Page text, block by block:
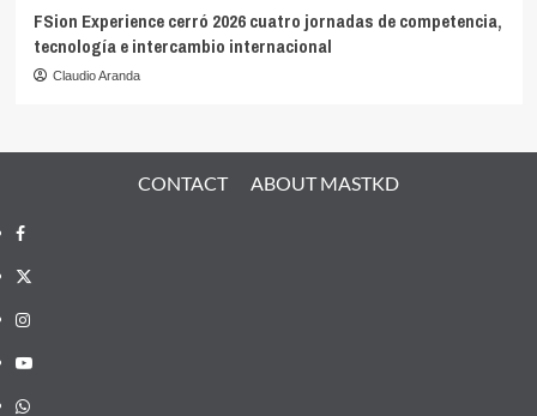
FSion Experience cerró 2026 cuatro jornadas de competencia,
tecnología e intercambio internacional
Claudio Aranda
CONTACT ABOUT MASTKD
Facebook
X
Instagram
YouTube
Whatsapp